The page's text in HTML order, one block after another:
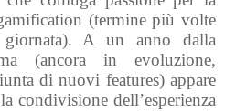
(termine più volte
giornata). A un anno dalla
(ancora in evoluzione,
di nuovi features) appare
condivisione dell’esperienza